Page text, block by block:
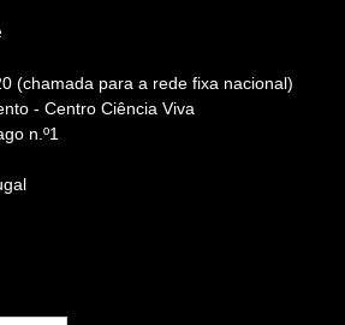
(chamada para a rede fixa nacional)
- Centro Ciência Viva
n.º1